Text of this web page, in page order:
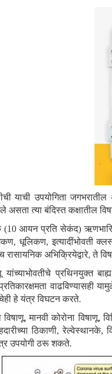
याची उपयोगिता
त्या बंदिस्त कक्षातील
आयन प्रति सेकंद)
धूलिकण, इत्यादींभोवती
अभिक्रियेद्वारे, ते
प्रथिनयुक्त
हे यंत्र विघटन करते.
मानवी कोरोना विषाणू,
ठिकाणी, रेल्वेस्थानके,
उपयोगी ठरू शकते.